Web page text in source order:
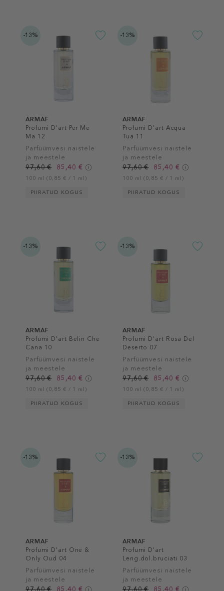
-13%
ARMAF
Profumi D'art Per Me
Ma 12
Parfüümvesi naistele
ja meestele
97,60 €
85,40 €
100 ml (0,85 € / 1 ml)
PIIRATUD KOGUS
-13%
ARMAF
Profumi D'art Acqua
Tua 11
Parfüümvesi naistele
ja meestele
97,60 €
85,40 €
100 ml (0,85 € / 1 ml)
PIIRATUD KOGUS
-13%
ARMAF
Profumi D'art Belin Che
Cana 10
Parfüümvesi naistele
ja meestele
97,60 €
85,40 €
100 ml (0,85 € / 1 ml)
PIIRATUD KOGUS
-13%
ARMAF
Profumi D'art Rosa Del
Deserto 07
Parfüümvesi naistele
ja meestele
97,60 €
85,40 €
100 ml (0,85 € / 1 ml)
PIIRATUD KOGUS
-13%
ARMAF
Profumi D'art One &
Only Oud 04
Parfüümvesi naistele
ja meestele
97,60 €
85,40 €
-13%
ARMAF
Profumi D'art
Leng.dol.bruciati 03
Parfüümvesi naistele
ja meestele
97,60 €
85,40 €